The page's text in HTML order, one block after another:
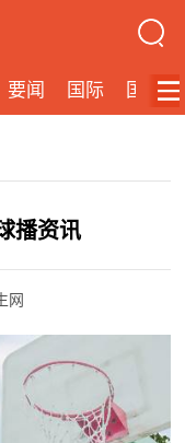
要闻 国际 国内
播资讯
网